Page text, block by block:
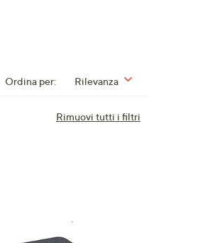
Ordina per: Rilevanza
Rimuovi tutti i filtri